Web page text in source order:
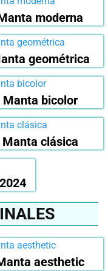
moderna
geométrica
Manta bicolor
Manta clásica
aesthetic